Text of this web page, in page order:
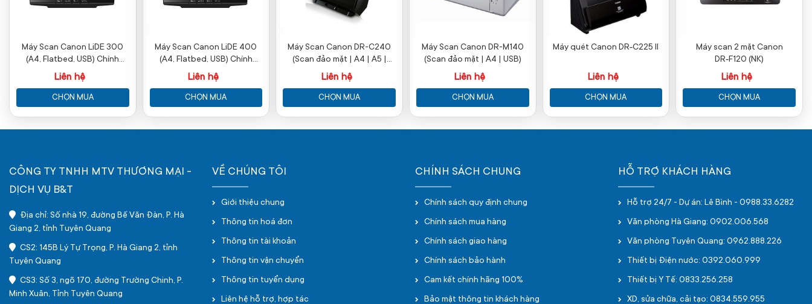
Máy Scan Canon LiDE 300
(A4, Flatbed, USB) Chính
Hãng
Liên hệ
CHỌN MUA
Máy Scan Canon LiDE 400
(A4, Flatbed, USB) Chính
Hãng
Liên hệ
CHỌN MUA
Máy Scan Canon DR-C240
(Scan đảo mặt | A4 | A5 |
USB)
Liên hệ
CHỌN MUA
Máy Scan Canon DR-M140
(Scan đảo mặt | A4 | USB)
Liên hệ
CHỌN MUA
Máy quét Canon DR‑C225 II
Liên hệ
CHỌN MUA
Máy scan 2 mặt Canon
DR‑F120 (NK)
Liên hệ
CHỌN MUA
CÔNG TY TNHH MTV THƯƠNG MẠI -
DỊCH VỤ B&T
Địa chỉ: Số nhà 19, đường Bế Văn Đàn, P. Hà
Giang 2, tỉnh Tuyên Quang
CS2: 145B Lý Tự Trọng, P. Hà Giang 2, tỉnh
Tuyên Quang
CS3: Số 3, ngõ 170, đường Trường Chinh, P.
Minh Xuân, Tỉnh Tuyên Quang
VỀ CHÚNG TÔI
Giới thiệu chung
Thông tin hoá đơn
Thông tin tài khoản
Thông tin vận chuyển
Thông tin tuyển dụng
Liên hệ hỗ trợ, hợp tác
CHÍNH SÁCH CHUNG
Chính sách quy định chung
Chính sách mua hàng
Chính sách giao hàng
Chính sách bảo hành
Cam kết chính hãng 100%
Bảo mật thông tin khách hàng
HỖ TRỢ KHÁCH HÀNG
Hỗ trợ 24/7 - Dự án: Lê Bình - 0988.33.6282
Văn phòng Hà Giang: 0902.006.568
Văn phòng Tuyên Quang: 0962.888.226
Thiết bị Điện nước: 0392.060.999
Thiết bị Y Tế: 0833.256.258
XD, sửa chữa, cải tạo: 0834.559.955